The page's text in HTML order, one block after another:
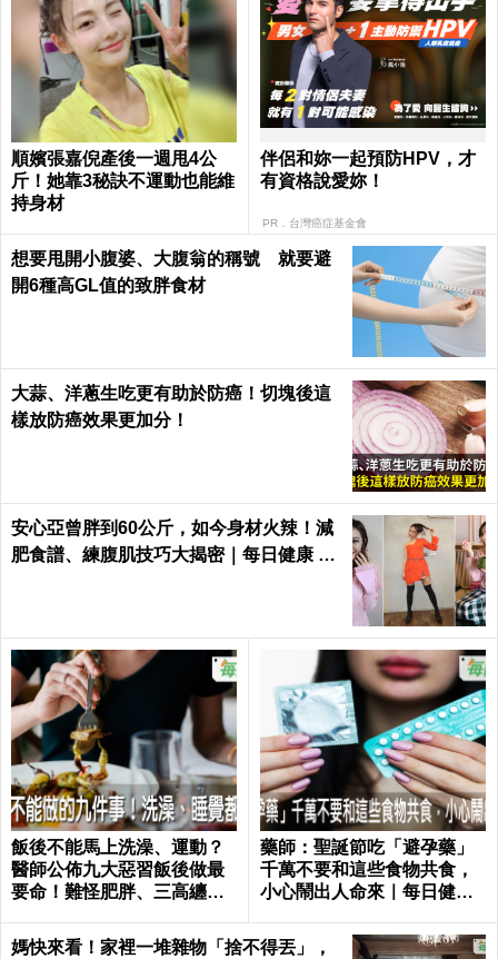
順嬪張嘉倪產後一週甩4公
斤！她靠3秘訣不運動也能維
持身材
伴侶和妳一起預防HPV，才
有資格說愛妳！
PR．台灣癌症基金會
想要甩開小腹婆、大腹翁的稱號 就要避
開6種高GL值的致胖食材
大蒜、洋蔥生吃更有助於防癌！切塊後這
樣放防癌效果更加分！
安心亞曾胖到60公斤，如今身材火辣！減
肥食譜、練腹肌技巧大揭密｜每日健康 He
飯後不能馬上洗澡、運動？
醫師公佈九大惡習飯後做最
要命！難怪肥胖、三高纏你
藥師：聖誕節吃「避孕藥」
千萬不要和這些食物共食，
小心鬧出人命來｜每日健康
媽快來看！家裡一堆雜物「捨不得丟」，